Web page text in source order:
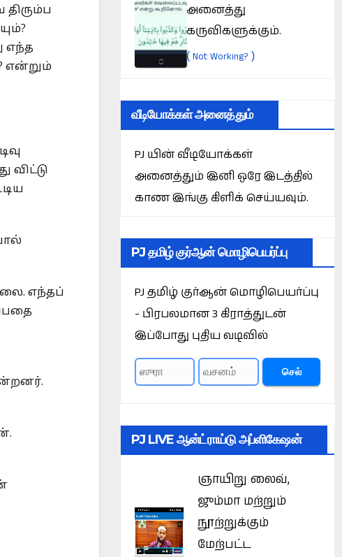
எந்த
என்றும்
விட்டு
எந்தப்
அனைத்து
கருவிகளுக்கும்.
(Not Working? )
வீடியோக்கள் அனைத்தும்
PJ யின் வீடியோக்கள்
அனைத்தும் இனி ஒரே இடத்தில்
காண இங்கு கிளிக் செய்யவும்.
PJ தமிழ் குர்ஆன் மொழிபெயர்ப்பு
PJ தமிழ் குர்ஆன் மொழிபெயர்ப்பு
- பிரபலமான 3 கிராத்துடன்
இப்போது புதிய வடிவில்
செல்
PJ LIVE ஆன்ட்ராய்டு அப்ளிகேஷன்
ஞாயிறு லைவ்,
ஜும்மா மற்றும்
நூற்றுக்கும்
மேற்பட்ட